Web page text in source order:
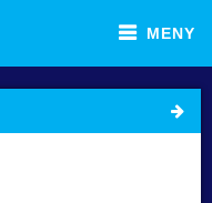
MENY